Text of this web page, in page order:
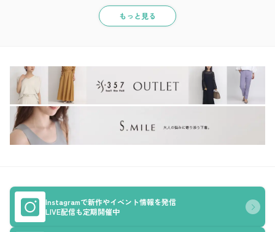
もっと見る
Instagramで新作やイベント情報を発信
LIVE配信も定期開催中